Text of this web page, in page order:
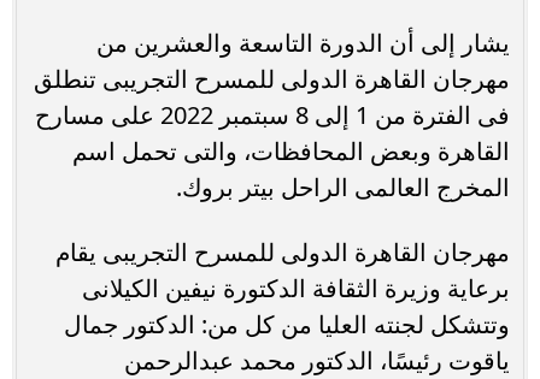
يشار إلى أن الدورة التاسعة والعشرين من
مهرجان القاهرة الدولى للمسرح التجريبى تنطلق
فى الفترة من 1 إلى 8 سبتمبر 2022 على مسارح
القاهرة وبعض المحافظات، والتى تحمل اسم
المخرج العالمى الراحل بيتر بروك.
مهرجان القاهرة الدولى للمسرح التجريبى يقام
برعاية وزيرة الثقافة الدكتورة نيفين الكيلانى
وتتشكل لجنته العليا من كل من: الدكتور جمال
ياقوت رئيسًا، الدكتور محمد عبدالرحمن